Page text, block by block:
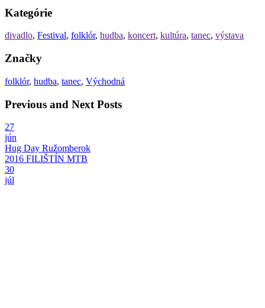
Kategórie
divadlo, Festival, folklór, hudba, koncert, kultúra, tanec, výstava
Značky
folklór, hudba, tanec, Východná
Previous and Next Posts
27
jún
Hug Day Ružomberok
2016 FILIŠTÍN MTB
30
júl